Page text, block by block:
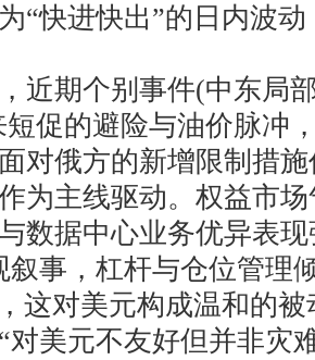
“快进快出”的日内波
期个别事件(中东局
短促的避险与油价脉冲
对俄方的新增限制措
为主线驱动。权益市
数据中心业务优异表
叙事，杠杆与仓位管理
这对美元构成温和的
对美元不友好但并非灾